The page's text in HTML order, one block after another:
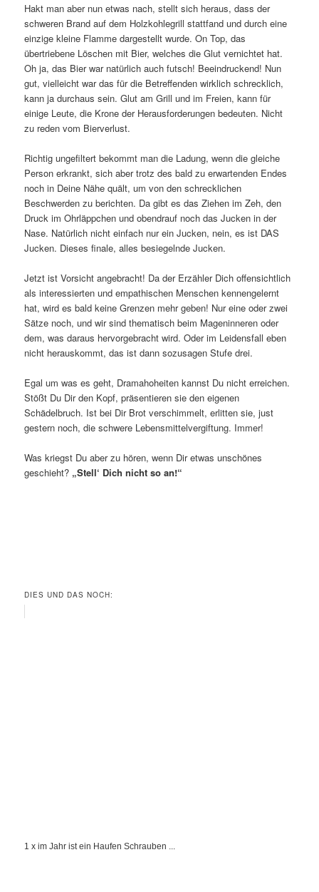
Hakt man aber nun etwas nach, stellt sich heraus, dass der
schweren Brand auf dem Holzkohlegrill stattfand und durch eine
einzige kleine Flamme dargestellt wurde. On Top, das
übertriebene Löschen mit Bier, welches die Glut vernichtet hat.
Oh ja, das Bier war natürlich auch futsch! Beeindruckend! Nun
gut, vielleicht war das für die Betreffenden wirklich schrecklich,
kann ja durchaus sein. Glut am Grill und im Freien, kann für
einige Leute, die Krone der Herausforderungen bedeuten. Nicht
zu reden vom Bierverlust.
Richtig ungefiltert bekommt man die Ladung, wenn die gleiche
Person erkrankt, sich aber trotz des bald zu erwartenden Endes
noch in Deine Nähe quält, um von den schrecklichen
Beschwerden zu berichten. Da gibt es das Ziehen im Zeh, den
Druck im Ohrläppchen und obendrauf noch das Jucken in der
Nase. Natürlich nicht einfach nur ein Jucken, nein, es ist DAS
Jucken. Dieses finale, alles besiegelnde Jucken.
Jetzt ist Vorsicht angebracht! Da der Erzähler Dich offensichtlich
als interessierten und empathischen Menschen kennengelernt
hat, wird es bald keine Grenzen mehr geben! Nur eine oder zwei
Sätze noch, und wir sind thematisch beim Mageninneren oder
dem, was daraus hervorgebracht wird. Oder im Leidensfall eben
nicht herauskommt, das ist dann sozusagen Stufe drei.
Egal um was es geht, Dramahoheiten kannst Du nicht erreichen.
Stößt Du Dir den Kopf, präsentieren sie den eigenen
Schädelbruch. Ist bei Dir Brot verschimmelt, erlitten sie, just
gestern noch, die schwere Lebensmittelvergiftung. Immer!
Was kriegst Du aber zu hören, wenn Dir etwas unschönes
geschieht? „Stell‘ Dich nicht so an!“
DIES UND DAS NOCH:
1 x im Jahr ist ein Haufen Schrauben ...